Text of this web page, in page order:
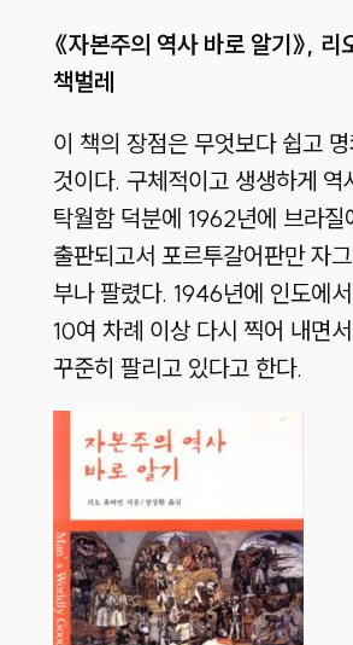
《자본주의 역사 바로 알기 》, 리
책벌레
이 책의 장점은 무엇보다 쉽고
것이다. 구체적이고 생생하게 역
탁월함 덕분에 1962년에 브라질
출판되고서 포르투갈어판만 자
부나 팔렸다. 1946년에 인도에
10여 차례 이상 다시 찍어 내면
꾸준히 팔리고 있다고 한다.